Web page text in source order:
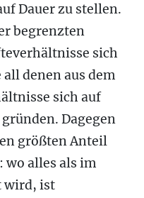
Dauer zu stellen.
begrenzten
sich
denen aus dem
sich auf
Dagegen
größten Anteil
wo alles als im
wird, ist